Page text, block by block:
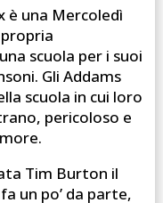
è una Mercoledì
scuola per i suoi
Gli Addams
scuola in cui loro
pericoloso e
Tim Burton il
un po’ da parte,